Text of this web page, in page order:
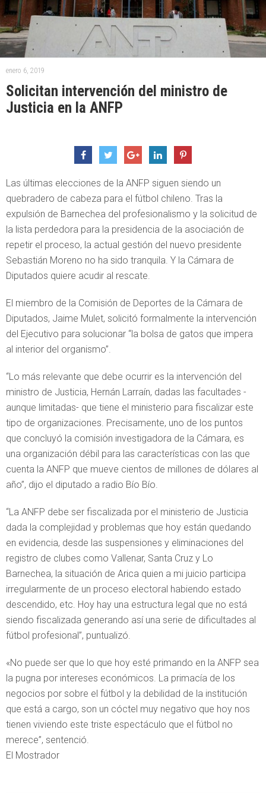
enero 6, 2019
Solicitan intervención del ministro de
Justicia en la ANFP
Las últimas elecciones de la ANFP siguen siendo un
quebradero de cabeza para el fútbol chileno. Tras la
expulsión de Barnechea del profesionalismo y la solicitud de
la lista perdedora para la presidencia de la asociación de
repetir el proceso, la actual gestión del nuevo presidente
Sebastián Moreno no ha sido tranquila. Y la Cámara de
Diputados quiere acudir al rescate.
El miembro de la Comisión de Deportes de la Cámara de
Diputados, Jaime Mulet, solicitó formalmente la intervención
del Ejecutivo para solucionar “la bolsa de gatos que impera
al interior del organismo”.
“Lo más relevante que debe ocurrir es la intervención del
ministro de Justicia, Hernán Larraín, dadas las facultades -
aunque limitadas- que tiene el ministerio para fiscalizar este
tipo de organizaciones. Precisamente, uno de los puntos
que concluyó la comisión investigadora de la Cámara, es
una organización débil para las características con las que
cuenta la ANFP que mueve cientos de millones de dólares al
año”, dijo el diputado a radio Bío Bío.
“La ANFP debe ser fiscalizada por el ministerio de Justicia
dada la complejidad y problemas que hoy están quedando
en evidencia, desde las suspensiones y eliminaciones del
registro de clubes como Vallenar, Santa Cruz y Lo
Barnechea, la situación de Arica quien a mi juicio participa
irregularmente de un proceso electoral habiendo estado
descendido, etc. Hoy hay una estructura legal que no está
siendo fiscalizada generando así una serie de dificultades al
fútbol profesional”, puntualizó.
«No puede ser que lo que hoy esté primando en la ANFP sea
la pugna por intereses económicos. La primacía de los
negocios por sobre el fútbol y la debilidad de la institución
que está a cargo, son un cóctel muy negativo que hoy nos
tienen viviendo este triste espectáculo que el fútbol no
merece”, sentenció.
El Mostrador